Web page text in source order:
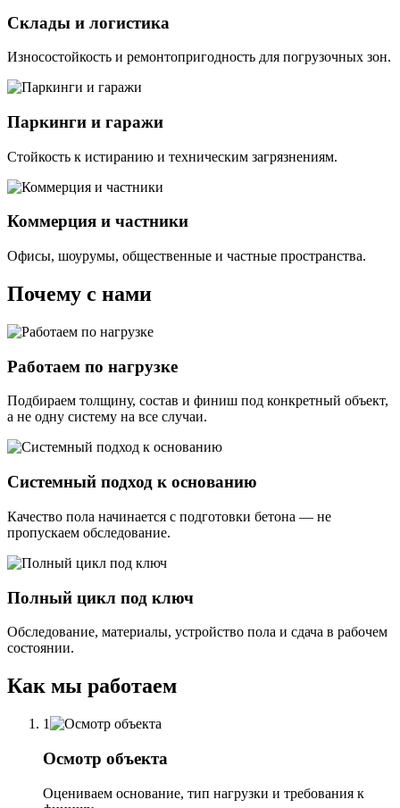
Склады и логистика
Износостойкость и ремонтопригодность для погрузочных зон.
Паркинги и гаражи
Стойкость к истиранию и техническим загрязнениям.
Коммерция и частники
Офисы, шоурумы, общественные и частные пространства.
Почему с нами
Работаем по нагрузке
Подбираем толщину, состав и финиш под конкретный объект,
а не одну систему на все случаи.
Системный подход к основанию
Качество пола начинается с подготовки бетона — не
пропускаем обследование.
Полный цикл под ключ
Обследование, материалы, устройство пола и сдача в рабочем
состоянии.
Как мы работаем
1
Осмотр объекта
Оцениваем основание, тип нагрузки и требования к